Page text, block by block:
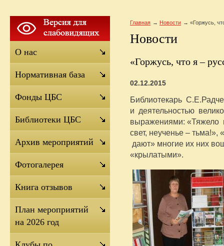
Главная Новости «Горжусь,
Новости
«Горжусь, что я –
02.12.2015
Библиотекарь
и деятельностью
выражениями: «Тяжело
свет, неученье –
дают» многие их них
«крылатыми».
О нас
Нормативная база
Фонды ЦБС
Библиотеки ЦБС
Архив мероприятий
Фотогалерея
Книга отзывов
План мероприятий
на 2026 год